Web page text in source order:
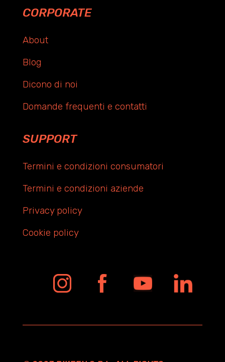
CORPORATE
About
Blog
Dicono di noi
Domande frequenti e contatti
SUPPORT
Termini e condizioni consumatori
Termini e condizioni aziende
Privacy policy
Cookie policy